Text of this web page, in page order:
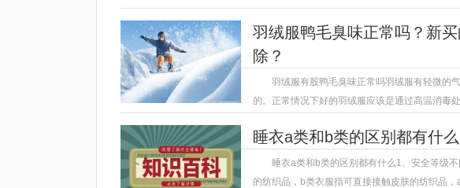
羽绒服鸭毛臭味正常吗？新
除？
羽绒服有股鸭毛臭味正常吗羽绒服有轻微的
的。正常情况下好的羽绒服应该是通过高温消毒
睡衣a类和b类的区别都有什
睡衣a类和b类的区别都有什么1、安全等级
的纺织品，b类衣服指可直接接触皮肤的纺织品，